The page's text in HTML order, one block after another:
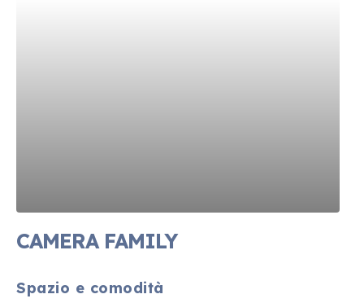
CAMERA FAMILY
Spazio e comodità